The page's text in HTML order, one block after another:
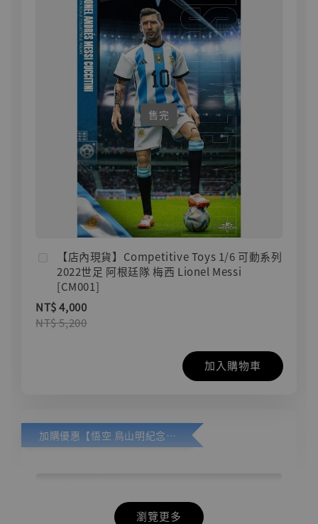
售完
【店內現貨】Competitive Toys 1/6 可動系列
2022世足 阿根廷隊 梅西 Lionel Messi
[CM001]
NT$ 4,000
NT$ 5,200
加入購物車
加購優惠【悟空 鳥山明紀念款 [奇蹟工作室]】
瀏覽更多